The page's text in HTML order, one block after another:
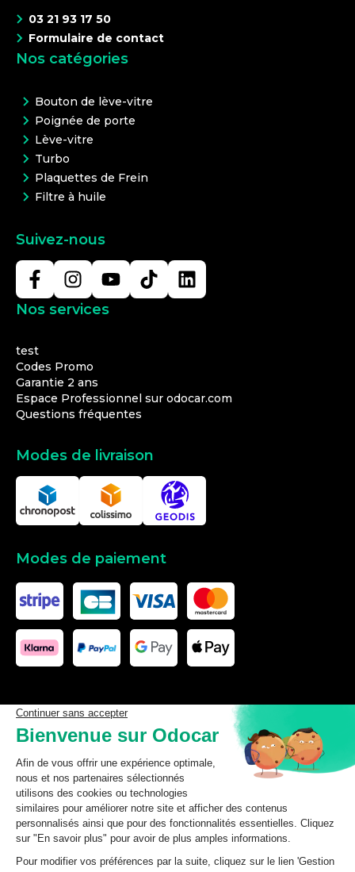
03 21 93 17 50
Formulaire de contact
Nos catégories
Bouton de lève-vitre
Poignée de porte
Lève-vitre
Turbo
Plaquettes de Frein
Filtre à huile
Suivez-nous
Nos services
test
Codes Promo
Garantie 2 ans
Espace Professionnel sur odocar.com
Questions fréquentes
Modes de livraison
Modes de paiement
Les données affichées ici, particulièrement la base de donnée
complète, ne doivent pas être copiées. Il est interdit d’exploiter les
données ou la base de données complète, de laisser un tiers les
exploiter, ni de les rendre accessible à un tiers, sans accord
préalable de TecDoc. Toute infraction constitue une violation des
droits d’auteur et fera l’objet de poursuites.
odocar2026©
CGV Particuliers